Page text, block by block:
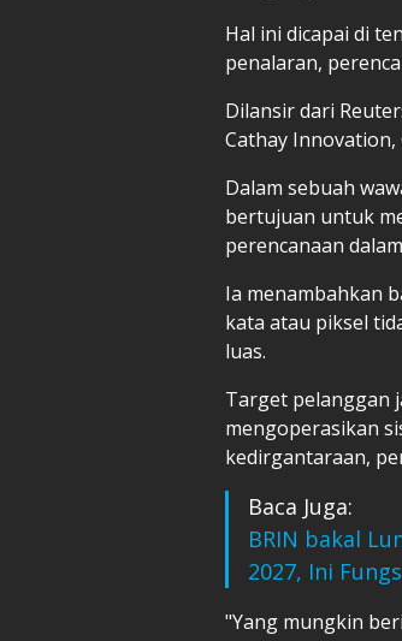
Hal ini dicapai di
penalaran,
Dilansir dari
Cathay Innovation,
Dalam sebuah
bertujuan untuk
perencanaan
Ia menambahkan
kata atau piksel
luas.
Target pelanggan
mengoperasikan
kedirgantaraan,
Baca Juga:
BRIN bakal
2027, Ini
"Yang mungkin